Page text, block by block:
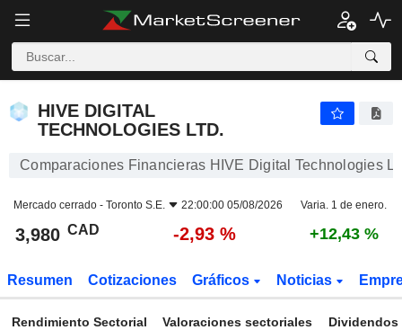
HIVE DIGITAL
TECHNOLOGIES LTD.
Comparaciones Financieras HIVE Digital Technologies
Mercado cerrado - Toronto S.E. 22:00:00 05/08/2026 Varia. 1 de enero.
3,980 CAD -2,93 % +12,43 %
Resumen Cotizaciones Gráficos Noticias
Rendimiento Sectorial Valoraciones sectoriales